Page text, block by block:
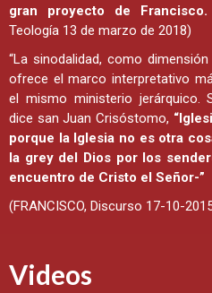
gran proyecto de Francisco.
Teología 13 de marzo de 2018)
“La sinodalidad, como
ofrece el marco interpretativo
el mismo ministerio jerárquico.
dice san Juan Crisóstomo,
porque la Iglesia no es otra
la grey del Dios por los
encuentro de Cristo el Señor-”
(FRANCISCO, Discurso 17-10-
Videos